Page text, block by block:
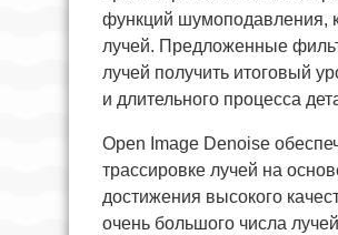
функций шумоподавления,
лучей. Предложенные
лучей получить итоговый
и длительного процесса
Open Image Denoise
трассировке лучей на
достижения высокого
очень большого числа